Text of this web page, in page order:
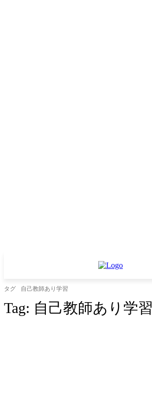
タグ 自己教師あり学習
Tag: 自己教師あり学習